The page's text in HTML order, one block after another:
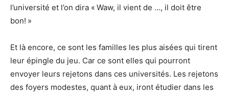
l’université et l’on dira « Waw, il vient de …, il doit être
bon! »
Et là encore, ce sont les familles les plus aisées qui tirent
leur épingle du jeu. Car ce sont elles qui pourront
envoyer leurs rejetons dans ces universités. Les rejetons
des foyers modestes, quant à eux, iront étudier dans les